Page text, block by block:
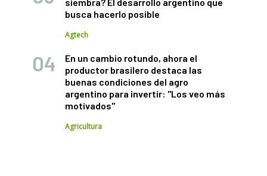
busca hacerlo posible
Agtech
En un cambio rotundo, ahora el
productor brasilero destaca las
buenas condiciones del agro
argentino para invertir: "Los veo más
motivados"
Agricultura